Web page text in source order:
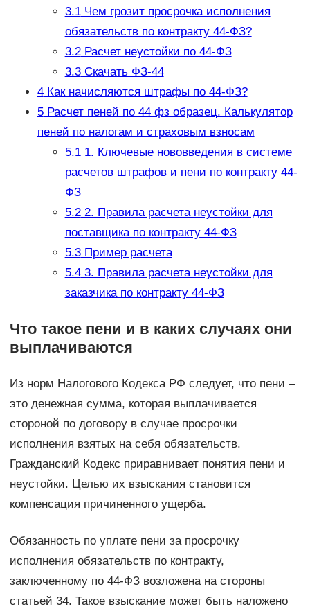
3.1Чем грозит просрочка исполнения
обязательств по контракту 44-ФЗ?
3.2Расчет неустойки по 44-ФЗ
3.3Скачать ФЗ-44
4Как начисляются штрафы по 44-ФЗ?
5Расчет пеней по 44 фз образец. Калькулятор
пеней по налогам и страховым взносам
5.11. Ключевые нововведения в системе
расчетов штрафов и пени по контракту 44-
ФЗ
5.22. Правила расчета неустойки для
поставщика по контракту 44-ФЗ
5.3Пример расчета
5.43. Правила расчета неустойки для
заказчика по контракту 44-ФЗ
Что такое пени и в каких случаях они
выплачиваются
Из норм Налогового Кодекса РФ следует, что пени –
это денежная сумма, которая выплачивается
стороной по договору в случае просрочки
исполнения взятых на себя обязательств.
Гражданский Кодекс приравнивает понятия пени и
неустойки. Целью их взыскания становится
компенсация причиненного ущерба.
Обязанность по уплате пени за просрочку
исполнения обязательств по контракту,
заключенному по 44-ФЗ возложена на стороны
статьей 34. Такое взыскание может быть наложено